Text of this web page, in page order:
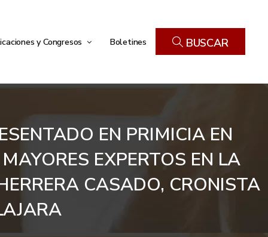
y Congresos Boletines BUSCAR
EN PRIMICIA EN
EXPERTOS EN LA
CASADO, CRONISTA